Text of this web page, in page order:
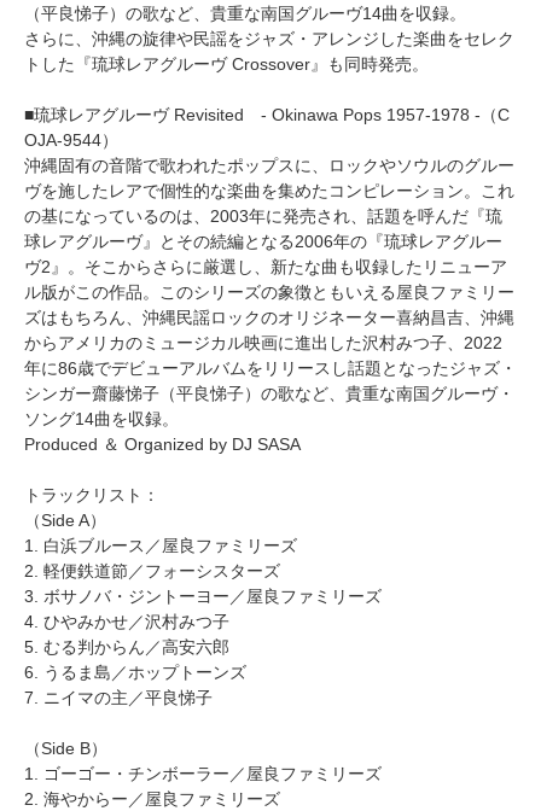
（平良悌子）の歌など、貴重な南国グルーヴ14曲を収録。
さらに、沖縄の旋律や民謡をジャズ・アレンジした楽曲をセレク
トした『琉球レアグルーヴ Crossover』も同時発売。
■琉球レアグルーヴ Revisited - Okinawa Pops 1957-1978 -（C
OJA-9544）
沖縄固有の音階で歌われたポップスに、ロックやソウルのグルー
ヴを施したレアで個性的な楽曲を集めたコンピレーション。これ
の基になっているのは、2003年に発売され、話題を呼んだ『琉
球レアグルーヴ』とその続編となる2006年の『琉球レアグルー
ヴ2』。そこからさらに厳選し、新たな曲も収録したリニューア
ル版がこの作品。このシリーズの象徴ともいえる屋良ファミリー
ズはもちろん、沖縄民謡ロックのオリジネーター喜納昌吉、沖縄
からアメリカのミュージカル映画に進出した沢村みつ子、2022
年に86歳でデビューアルバムをリリースし話題となったジャズ・
シンガー齋藤悌子（平良悌子）の歌など、貴重な南国グルーヴ・
ソング14曲を収録。
Produced ＆ Organized by DJ SASA
トラックリスト：
（Side A）
1. 白浜ブルース／屋良ファミリーズ
2. 軽便鉄道節／フォーシスターズ
3. ボサノバ・ジントーヨー／屋良ファミリーズ
4. ひやみかせ／沢村みつ子
5. むる判からん／高安六郎
6. うるま島／ホップトーンズ
7. ニイマの主／平良悌子
（Side B）
1. ゴーゴー・チンボーラー／屋良ファミリーズ
2. 海やからー／屋良ファミリーズ